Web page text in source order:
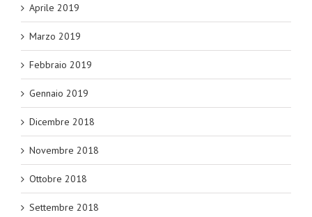
Aprile 2019
Marzo 2019
Febbraio 2019
Gennaio 2019
Dicembre 2018
Novembre 2018
Ottobre 2018
Settembre 2018